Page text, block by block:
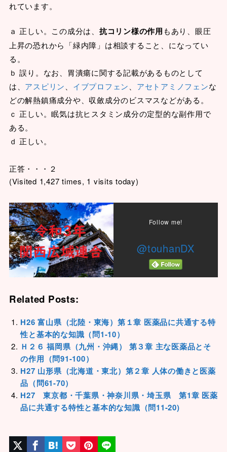
れています。
ａ 正しい。この成分は、 抗コリン様の作用もあり、眼圧
上昇の恐れから「緑内障」は相談すること、になってい
る。
ｂ 誤り。なお、胃潰瘍に関する記載があるものとして
は、 アスピリン、 イブプロフェン、 アセトアミノフェンな
どの解熱鎮痛成分や、収斂成分のビスマスなどがある。
ｃ 正しい。眠気は抗ヒスタミン成分の定型的な副作用で
ある。
ｄ 正しい。
正答・・・２
(Visited 1,427 times, 1 visits today)
Follow me!
@touhanDX
Related Posts:
H26 富山県（北陸・東海）第１章 医薬品に共通する特
性と基本的な知識（問1-10）
Ｈ２６ 福岡県（九州・沖縄） 第３章 主な医薬品とそ
の作用（問91-100）
H27 山形県（北海道・東北）第２章 人体の働きと医薬
品（問61-70）
H27 東京都・千葉県・神奈川県・埼玉県 第1章 医薬
品に共通する特性と基本的な知識（問11-20)